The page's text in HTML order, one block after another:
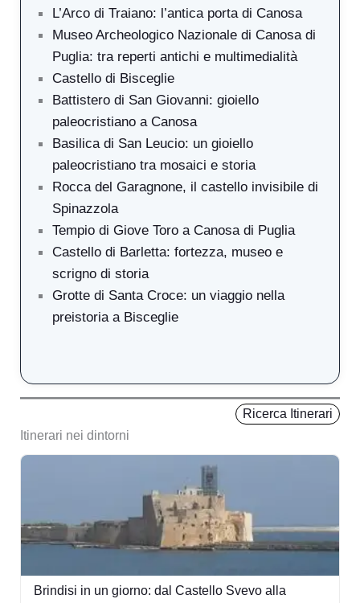
L’Arco di Traiano: l’antica porta di Canosa
Museo Archeologico Nazionale di Canosa di
Puglia: tra reperti antichi e multimedialità
Castello di Bisceglie
Battistero di San Giovanni: gioiello
paleocristiano a Canosa
Basilica di San Leucio: un gioiello
paleocristiano tra mosaici e storia
Rocca del Garagnone, il castello invisibile di
Spinazzola
Tempio di Giove Toro a Canosa di Puglia
Castello di Barletta: fortezza, museo e
scrigno di storia
Grotte di Santa Croce: un viaggio nella
preistoria a Bisceglie
Itinerari nei dintorni
Ricerca Itinerari
Brindisi in un giorno: dal Castello Svevo alla